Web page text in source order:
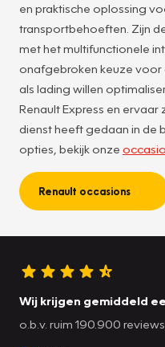
en praktische oplossing
transportbehoeften. Zijn
met het multifunctionele
onafgebroken keuze
als lading willen
Renault Express en
dienst heeft gedaan in de
opties, bekijk onze
Renault occasions
Wij krijgen gemiddeld
o.b.v. ruim 190.900 reviews